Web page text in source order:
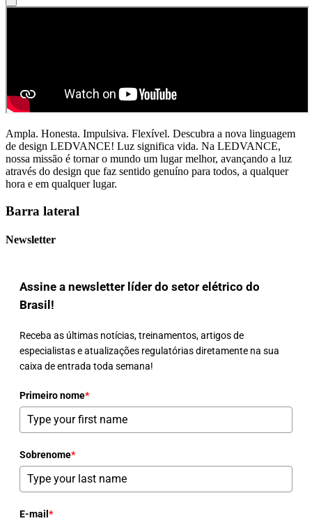
Ampla. Honesta. Impulsiva. Flexível. Descubra a nova linguagem
de design LEDVANCE! Luz significa vida. Na LEDVANCE,
nossa missão é tornar o mundo um lugar melhor, avançando a luz
através do design que faz sentido genuíno para todos, a qualquer
hora e em qualquer lugar.
Barra lateral
Newsletter
Assine a newsletter líder do setor elétrico do
Brasil!
Receba as últimas notícias, treinamentos, artigos de
especialistas e atualizações regulatórias diretamente na sua
caixa de entrada toda semana!
Primeiro nome*
Sobrenome*
E-mail *